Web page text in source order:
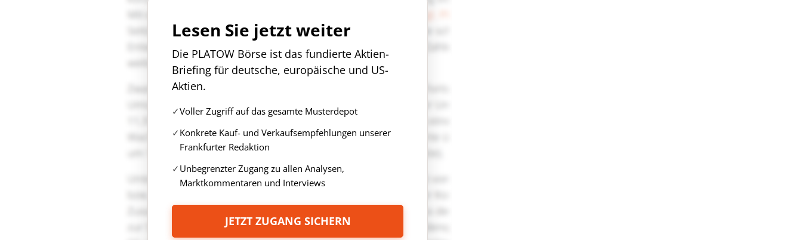
Lesen Sie jetzt weiter
Die PLATOW Börse ist das fundierte Aktien-
Briefing für deutsche, europäische und US-
Aktien.
Voller Zugriff auf das gesamte Musterdepot
Konkrete Kauf- und Verkaufsempfehlungen unserer
Frankfurter Redaktion
Unbegrenzter Zugang zu allen Analysen,
Marktkommentaren und Interviews
JETZT ZUGANG SICHERN